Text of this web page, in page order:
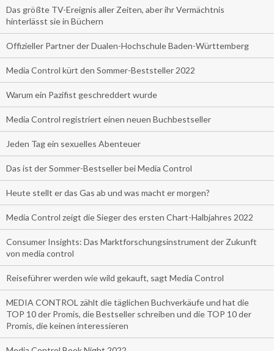
Das größte TV-Ereignis aller Zeiten, aber ihr Vermächtnis
hinterlässt sie in Büchern
Offizieller Partner der Dualen-Hochschule Baden-Württemberg
Media Control kürt den Sommer-Beststeller 2022
Warum ein Pazifist geschreddert wurde
Media Control registriert einen neuen Buchbestseller
Jeden Tag ein sexuelles Abenteuer
Das ist der Sommer-Bestseller bei Media Control
Heute stellt er das Gas ab und was macht er morgen?
Media Control zeigt die Sieger des ersten Chart-Halbjahres 2022
Consumer Insights: Das Marktforschungsinstrument der Zukunft
von media control
Reiseführer werden wie wild gekauft, sagt Media Control
MEDIA CONTROL zählt die täglichen Buchverkäufe und hat die
TOP 10 der Promis, die Bestseller schreiben und die TOP 10 der
Promis, die keinen interessieren